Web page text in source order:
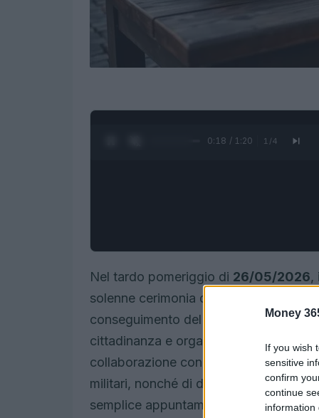
Money
If you wish
sensitive
confirm
continue
information
0:19 / 1:20 1 /4
Nel tardo pomeriggio di 26/05/2026,
solenne cerimonia della
conseguimento del
brevetto di pilota
cittadinanza e organizzata dal
collaborazione con il Comune, ha
militari, nonché di delegazioni delle
semplice appuntamento formale: